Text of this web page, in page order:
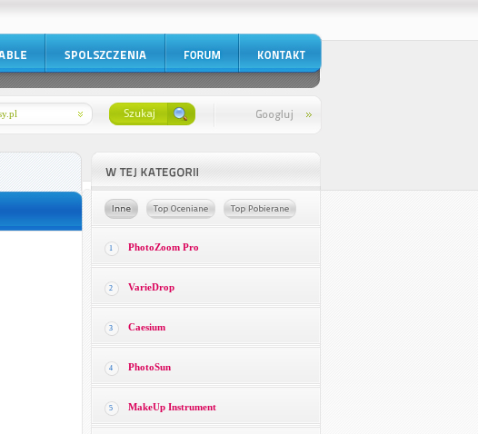
1 PhotoZoom Pro
2 VarieDrop
3 Caesium
4 PhotoSun
5 MakeUp Instrument